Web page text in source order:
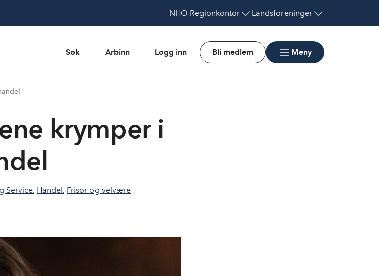
NHO Regionkontor Landsforeninger
Søk Arbinn Logg inn Bli medlem Meny
krymper i
Service, Handel , Frisør og velvære